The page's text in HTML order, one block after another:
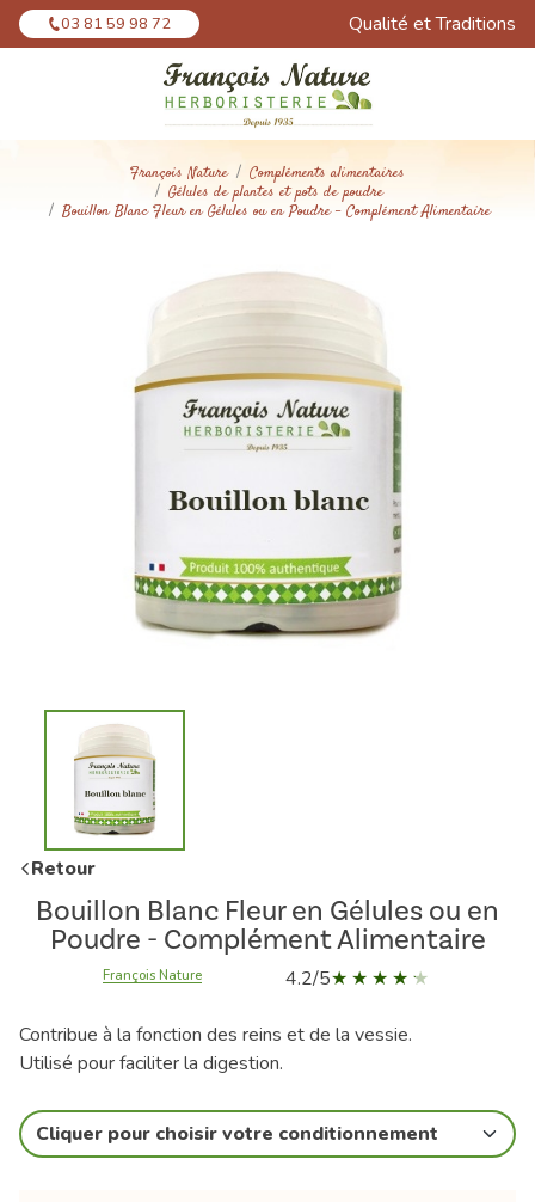
03 81 59 98 72 Qualité et Traditions
François Nature
Compléments alimentaires
Gélules de plantes et pots de poudre
Bouillon Blanc Fleur en Gélules ou en Poudre - Complément Alimentaire
Retour
Bouillon Blanc Fleur en Gélules ou en
Poudre - Complément Alimentaire
François Nature 4.2/5
Contribue à la fonction des reins et de la vessie.
Utilisé pour faciliter la digestion.
Cliquer pour choisir votre conditionnement
Panneau de gestion des cookies